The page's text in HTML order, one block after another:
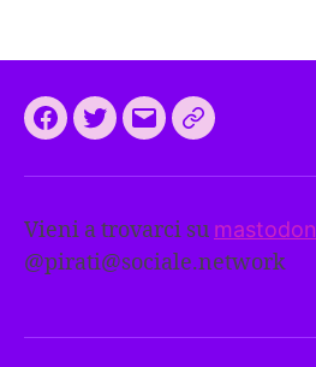
Facebook
TwitterEmailCEEP
programma
comune
Vieni a trovarci su mastodon
@pirati@sociale.network